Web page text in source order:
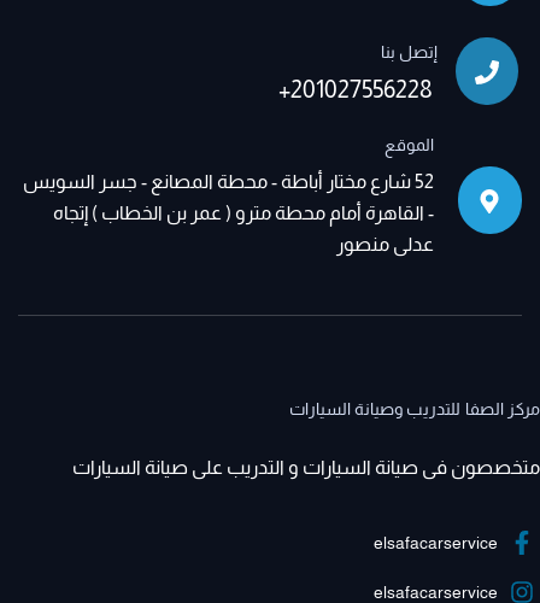
إتصل بنا
+201027556228
الموقع
52 شارع مختار أباطة - محطة المصانع - جسر السويس
- القاهرة أمام محطة مترو ( عمر بن الخطاب ) إتجاه
عدلى منصور
مركز الصفا للتدريب وصيانة السيارات
متخصصون فى صيانة السيارات و التدريب على صيانة السيارات
elsafacarservice
elsafacarservice